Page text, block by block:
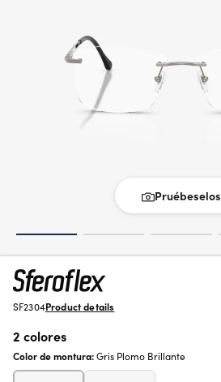
Pruébeselos
SF2304Product details
2 colores
Color de montura:Gris Plomo Brillante